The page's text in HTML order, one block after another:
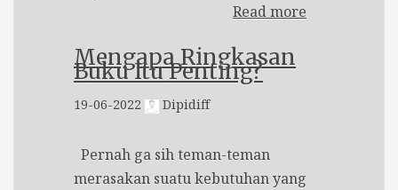
Read more
Mengapa Ringkasan
Buku Itu Penting?
19-06-2022 Dipidiff
Pernah ga sih teman-teman
merasakan suatu kebutuhan yang